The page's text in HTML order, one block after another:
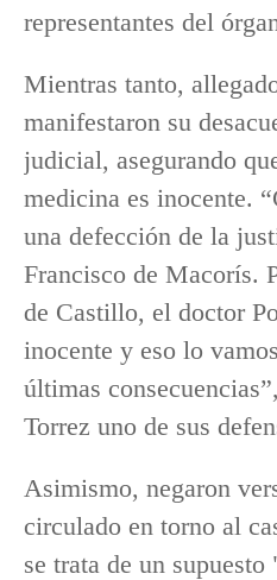
representantes del
Mientras tanto,
manifestaron su
judicial, asegurando
medicina es inocente.
una defección de la
Francisco de Macorís.
de Castillo, el doctor
inocente y eso lo
últimas
Torrez uno de sus
Asimismo, negaron
circulado en torno al
se trata de un